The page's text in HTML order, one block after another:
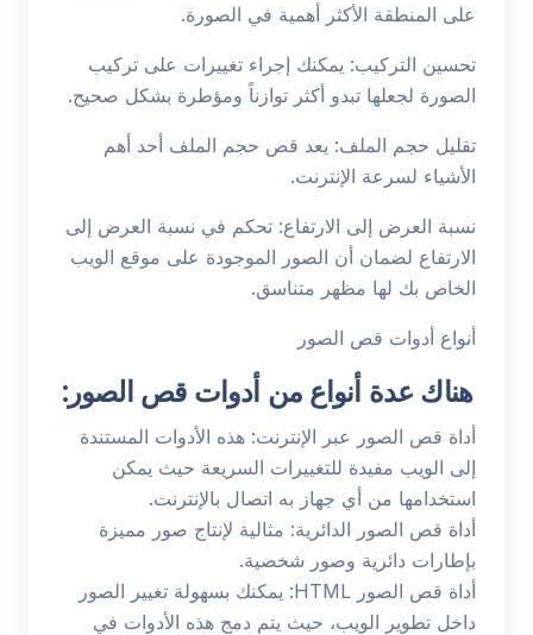
على المنطقة الأكثر أهمية في الصورة.
تحسين التركيب: يمكنك إجراء تغييرات على تركيب
الصورة لجعلها تبدو أكثر توازناً ومؤطرة بشكل صحيح.
تقليل حجم الملف: يعد قص حجم الملف أحد أهم
الأشياء لسرعة الإنترنت.
نسبة العرض إلى الارتفاع: تحكم في نسبة العرض إلى
الارتفاع لضمان أن الصور الموجودة على موقع الويب
الخاص بك لها مظهر متناسق.
أنواع أدوات قص الصور
هناك عدة أنواع من أدوات قص الصور:
أداة قص الصور عبر الإنترنت: هذه الأدوات المستندة
إلى الويب مفيدة للتغييرات السريعة حيث يمكن
استخدامها من أي جهاز به اتصال بالإنترنت.
أداة قص الصور الدائرية: مثالية لإنتاج صور مميزة
بإطارات دائرية وصور شخصية.
أداة قص الصور HTML: يمكنك بسهولة تغيير الصور
داخل تطوير الويب، حيث يتم دمج هذه الأدوات في